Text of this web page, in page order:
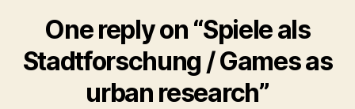
One reply on “Spiele als
Stadtforschung / Games as
urban research”